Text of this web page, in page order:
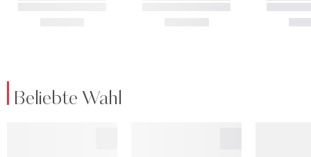
Beliebte Wahl